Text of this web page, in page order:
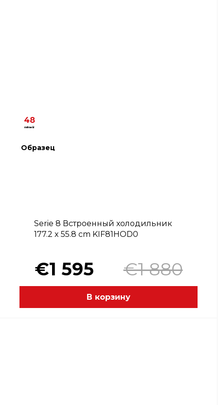
48
mēneši
Образец
Serie 8 Встроенный холодильник
177.2 x 55.8 cm KIF81HOD0
€1 595 €1 880
В корзину